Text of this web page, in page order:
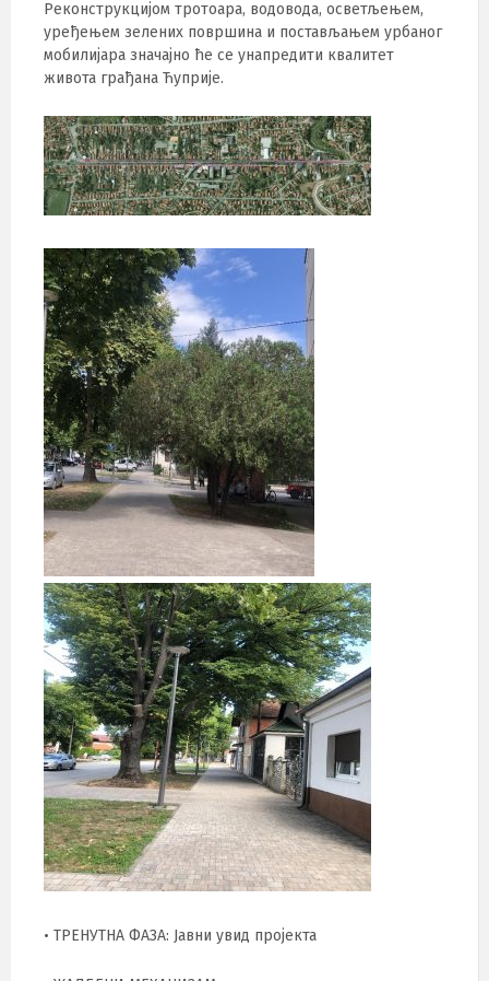
Реконструкцијом тротоара, водовода, осветљењем,
уређењем зелених површина и постављањем урбаног
мобилијара значајно ће се унапредити квалитет
живота грађана Ћуприје.
• ТРЕНУТНА ФАЗА: Јавни увид пројекта